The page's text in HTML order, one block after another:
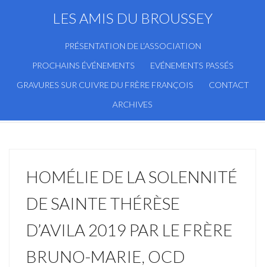
LES AMIS DU BROUSSEY
PRÉSENTATION DE L’ASSOCIATION
PROCHAINS ÉVÉNEMENTS
EVÉNEMENTS PASSÉS
GRAVURES SUR CUIVRE DU FRÈRE FRANÇOIS
CONTACT
ARCHIVES
HOMÉLIE DE LA SOLENNITÉ
DE SAINTE THÉRÈSE
D’AVILA 2019 PAR LE FRÈRE
BRUNO-MARIE, OCD